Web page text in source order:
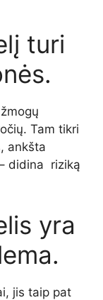
turi
Tam tikri
ankšta
didina riziką
yra
jis taip pat